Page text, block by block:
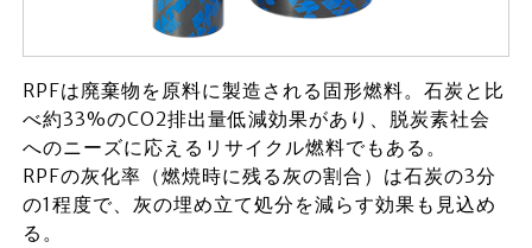
RPFは廃棄物を原料に製造される固形燃料。石炭と比
べ約33%のCO2排出量低減効果があり、脱炭素社会
へのニーズに応えるリサイクル燃料でもある。
RPFの灰化率（燃焼時に残る灰の割合）は石炭の3分
の1程度で、灰の埋め立て処分を減らす効果も見込め
る。